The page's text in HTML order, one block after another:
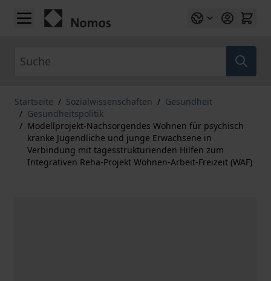
Zum Inhalt springen
Startseite / Sozialwissenschaften / Gesundheit
/ Gesundheitspolitik
/ Modellprojekt-Nachsorgendes Wohnen für psychisch
kranke Jugendliche und junge Erwachsene in
Verbindung mit tagesstrukturienden Hilfen zum
Integrativen Reha-Projekt Wohnen-Arbeit-Freizeit (WAF)